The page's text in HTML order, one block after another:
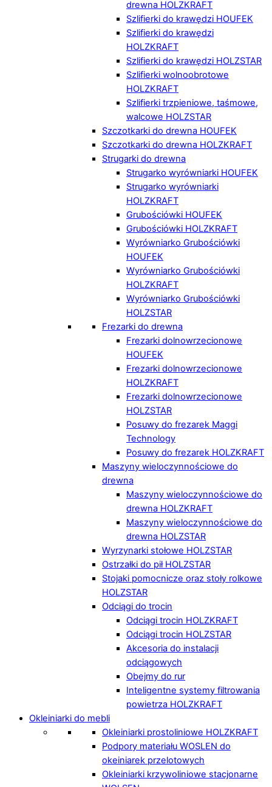
drewna HOLZKRAFT
Szlifierki do krawędzi HOUFEK
Szlifierki do krawędzi
HOLZKRAFT
Szlifierki do krawędzi HOLZSTAR
Szlifierki wolnoobrotowe
HOLZKRAFT
Szlifierki trzpieniowe, taśmowe,
walcowe HOLZSTAR
Szczotkarki do drewna HOUFEK
Szczotkarki do drewna HOLZKRAFT
Strugarki do drewna
Strugarko wyrówniarki HOUFEK
Strugarko wyrówniarki
HOLZKRAFT
Grubościówki HOUFEK
Grubościówki HOLZKRAFT
Wyrówniarko Grubościówki
HOUFEK
Wyrówniarko Grubościówki
HOLZKRAFT
Wyrówniarko Grubościówki
HOLZSTAR
Frezarki do drewna
Frezarki dolnowrzecionowe
HOUFEK
Frezarki dolnowrzecionowe
HOLZKRAFT
Frezarki dolnowrzecionowe
HOLZSTAR
Posuwy do frezarek Maggi
Technology
Posuwy do frezarek HOLZKRAFT
Maszyny wieloczynnościowe do
drewna
Maszyny wieloczynnościowe do
drewna HOLZKRAFT
Maszyny wieloczynnościowe do
drewna HOLZSTAR
Wyrzynarki stołowe HOLZSTAR
Ostrzałki do pił HOLZSTAR
Stojaki pomocnicze oraz stoły rolkowe
HOLZSTAR
Odciągi do trocin
Odciągi trocin HOLZKRAFT
Odciągi trocin HOLZSTAR
Akcesoria do instalacji
odciągowych
Obejmy do rur
Inteligentne systemy filtrowania
powietrza HOLZKRAFT
Okleiniarki do mebli
Okleiniarki prostoliniowe HOLZKRAFT
Podpory materiału WOSLEN do
okeiniarek przelotowych
Okleiniarki krzywoliniowe stacjonarne